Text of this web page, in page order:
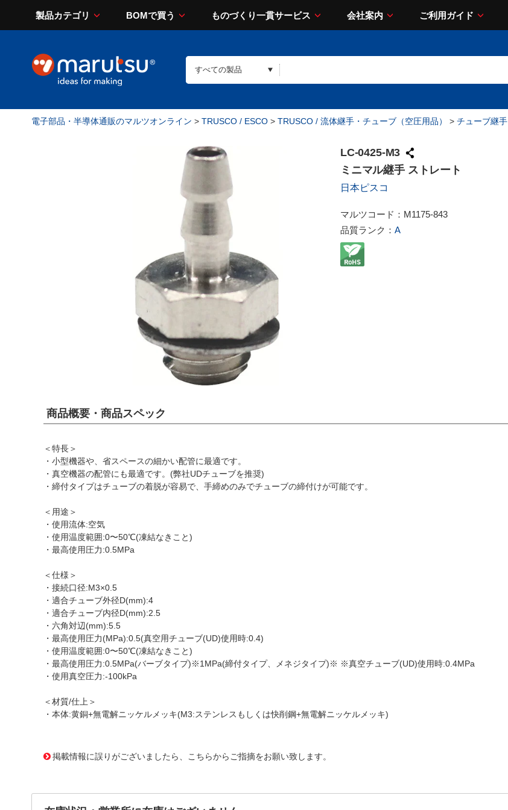
製品カテゴリ BOMで買う ものづくり一貫サービス 会社案内 ご利用ガイド
電子部品・半導体通販のマルツオンライン > TRUSCO / ESCO > TRUSCO / 流体継手・チューブ（空圧用品） > チューブ継手
LC-0425-M3
ミニマル継手 ストレート
日本ピスコ
マルツコード： M1175-843
品質ランク： A
商品概要・商品スペック
＜特長＞
・小型機器や、省スペースの細かい配管に最適です。
・真空機器の配管にも最適です。(弊社UDチューブを推奨)
・締付タイプはチューブの着脱が容易で、手締めのみでチューブの締付けが可能です。
＜用途＞
・使用流体:空気
・使用温度範囲:0〜50℃(凍結なきこと)
・最高使用圧力:0.5MPa
＜仕様＞
・接続口径:M3×0.5
・適合チューブ外径D(mm):4
・適合チューブ内径D(mm):2.5
・六角対辺(mm):5.5
・最高使用圧力(MPa):0.5(真空用チューブ(UD)使用時:0.4)
・使用温度範囲:0〜50℃(凍結なきこと)
・最高使用圧力:0.5MPa(バーブタイプ)※1MPa(締付タイプ、メネジタイプ)※ ※真空チューブ(UD)使用時:0.4MPa
・使用真空圧力:-100kPa
＜材質/仕上＞
・本体:黄銅+無電解ニッケルメッキ(M3:ステンレスもしくは快削鋼+無電解ニッケルメッキ)
掲載情報に誤りがございましたら、こちらからご指摘をお願い致します。